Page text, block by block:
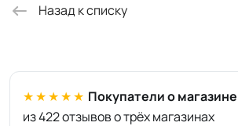
Назад к списку
★★★★★ Покупатели о магазине
из 422 отзывов о трёх магазинах